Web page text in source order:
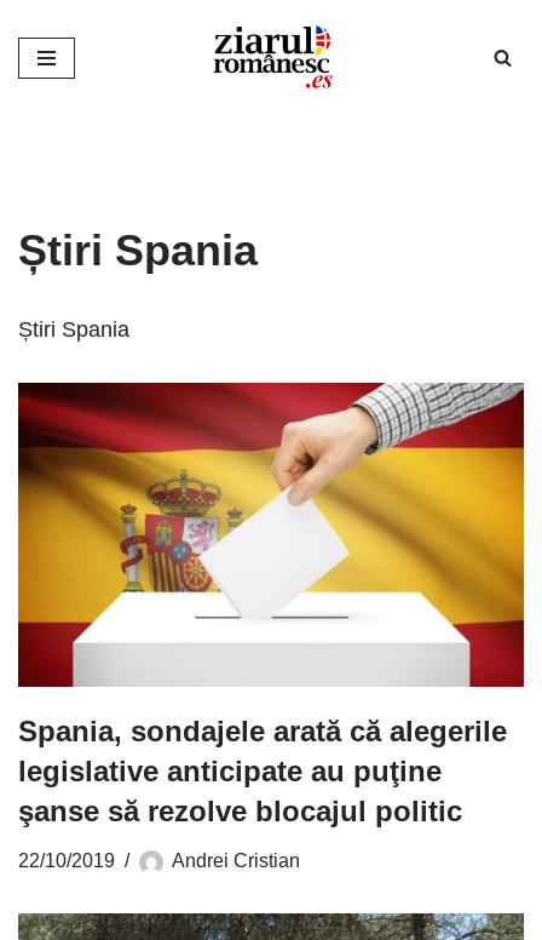
Sari
Știri Spania
Știri Spania
Spania, sondajele arată că alegerile
legislative anticipate au puţine
şanse să rezolve blocajul politic
22/10/2019 Andrei Cristian